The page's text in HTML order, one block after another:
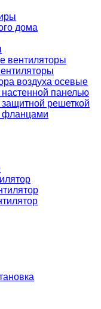
дома
вентиляторы
воздуха осевые
панелью
решеткой
фланцами